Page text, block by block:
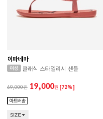
이파네마
클래식 스타일리시 샌들
69,000 19,000원 [72%]
SIZE